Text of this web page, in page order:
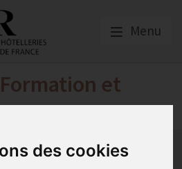
des cookies
Menu
et
Offres d’Emploi